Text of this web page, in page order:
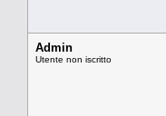
Admin
Utente non iscritto